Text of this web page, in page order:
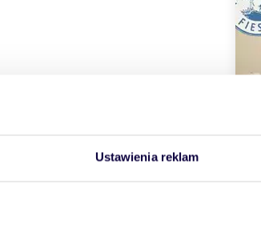
Ustawienia reklam